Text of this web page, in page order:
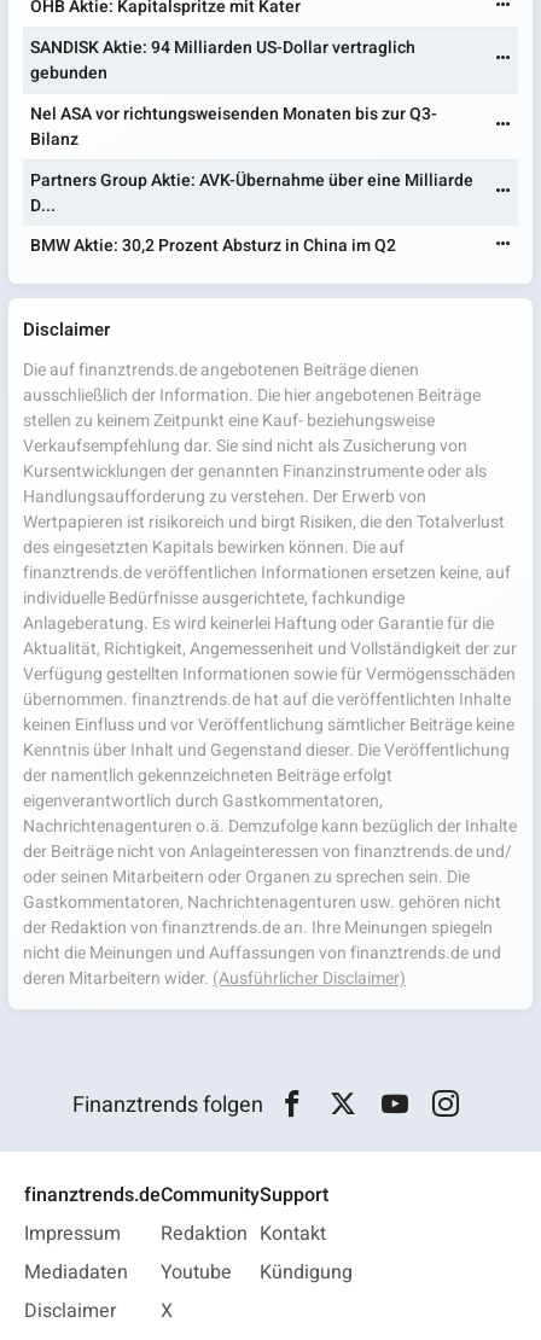
OHB Aktie: Kapitalspritze mit Kater
SANDISK Aktie: 94 Milliarden US-Dollar vertraglich
gebunden
Nel ASA vor richtungsweisenden Monaten bis zur Q3-
Bilanz
Partners Group Aktie: AVK-Übernahme über eine Milliarde
D...
BMW Aktie: 30,2 Prozent Absturz in China im Q2
Disclaimer
Die auf finanztrends.de angebotenen Beiträge dienen
ausschließlich der Information. Die hier angebotenen Beiträge
stellen zu keinem Zeitpunkt eine Kauf- beziehungsweise
Verkaufsempfehlung dar. Sie sind nicht als Zusicherung von
Kursentwicklungen der genannten Finanzinstrumente oder als
Handlungsaufforderung zu verstehen. Der Erwerb von
Wertpapieren ist risikoreich und birgt Risiken, die den Totalverlust
des eingesetzten Kapitals bewirken können. Die auf
finanztrends.de veröffentlichen Informationen ersetzen keine, auf
individuelle Bedürfnisse ausgerichtete, fachkundige
Anlageberatung. Es wird keinerlei Haftung oder Garantie für die
Aktualität, Richtigkeit, Angemessenheit und Vollständigkeit der zur
Verfügung gestellten Informationen sowie für Vermögensschäden
übernommen. finanztrends.de hat auf die veröffentlichten Inhalte
keinen Einfluss und vor Veröffentlichung sämtlicher Beiträge keine
Kenntnis über Inhalt und Gegenstand dieser. Die Veröffentlichung
der namentlich gekennzeichneten Beiträge erfolgt
eigenverantwortlich durch Gastkommentatoren,
Nachrichtenagenturen o.ä. Demzufolge kann bezüglich der Inhalte
der Beiträge nicht von Anlageinteressen von finanztrends.de und/
oder seinen Mitarbeitern oder Organen zu sprechen sein. Die
Gastkommentatoren, Nachrichtenagenturen usw. gehören nicht
der Redaktion von finanztrends.de an. Ihre Meinungen spiegeln
nicht die Meinungen und Auffassungen von finanztrends.de und
deren Mitarbeitern wider. (Ausführlicher Disclaimer)
Finanztrends folgen
finanztrends.de
Impressum
Mediadaten
Disclaimer
Community
Redaktion
Youtube
X
Support
Kontakt
Kündigung